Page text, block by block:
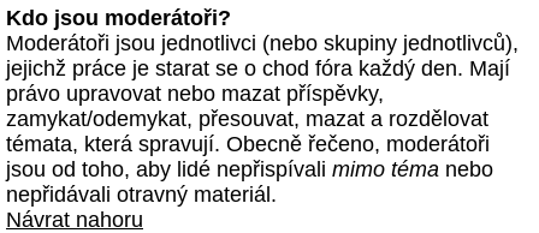
Kdo jsou moderátoři?
Moderátoři jsou jednotlivci (nebo skupiny jednotlivců),
jejichž práce je starat se o chod fóra každý den. Mají
právo upravovat nebo mazat příspěvky,
zamykat/odemykat, přesouvat, mazat a rozdělovat
témata, která spravují. Obecně řečeno, moderátoři
jsou od toho, aby lidé nepřispívali mimo téma nebo
nepřidávali otravný materiál.
Návrat nahoru